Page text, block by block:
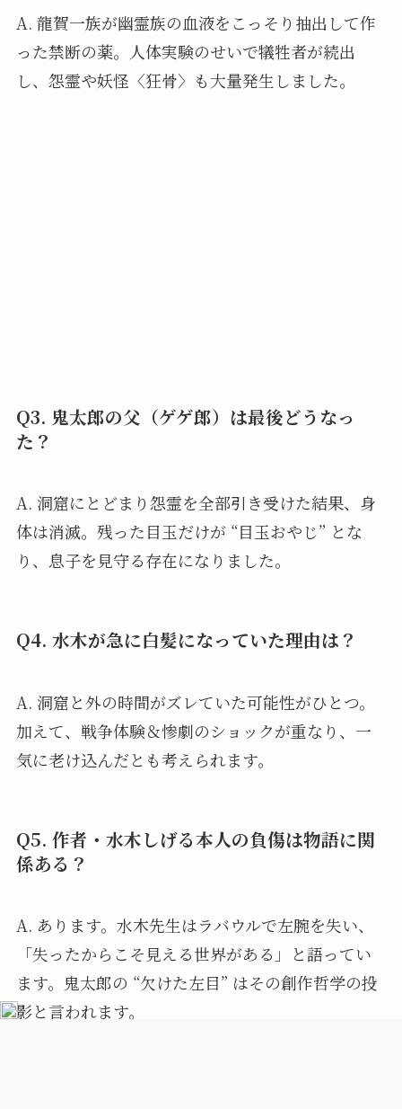
A. 龍賀一族が幽霊族の血液をこっそり抽出して作
った禁断の薬。人体実験のせいで犠牲者が続出
し、怨霊や妖怪〈狂骨〉も大量発生しました。
Q3. 鬼太郎の父（ゲゲ郎）は最後どうなっ
た？
A. 洞窟にとどまり怨霊を全部引き受けた結果、身
体は消滅。残った目玉だけが “目玉おやじ” とな
り、息子を見守る存在になりました。
Q4. 水木が急に白髪になっていた理由は？
A. 洞窟と外の時間がズレていた可能性がひとつ。
加えて、戦争体験＆惨劇のショックが重なり、一
気に老け込んだとも考えられます。
Q5. 作者・水木しげる本人の負傷は物語に関
係ある？
A. あります。水木先生はラバウルで左腕を失い、
「失ったからこそ見える世界がある」と語ってい
ます。鬼太郎の “欠けた左目” はその創作哲学の投
影と言われます。